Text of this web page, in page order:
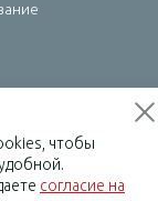
чтобы
согласие на